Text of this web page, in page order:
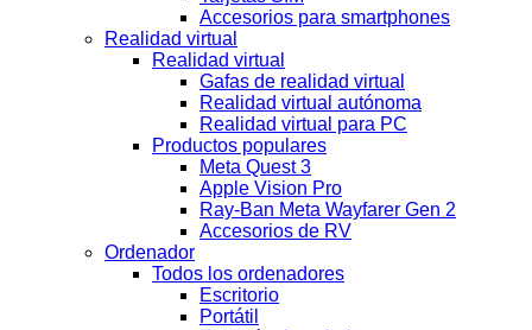
Accesorios para smartphones
Realidad virtual
Realidad virtual
Gafas de realidad virtual
Realidad virtual autónoma
Realidad virtual para PC
Productos populares
Meta Quest 3
Apple Vision Pro
Ray-Ban Meta Wayfarer Gen 2
Accesorios de RV
Ordenador
Todos los ordenadores
Escritorio
Portátil